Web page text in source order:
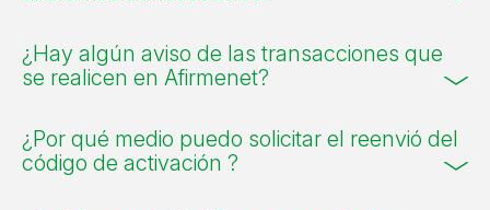
¿Hay algún aviso de las transacciones que
se realicen en Afirmenet?
¿Por qué medio puedo solicitar el reenvió del
código de activación ?